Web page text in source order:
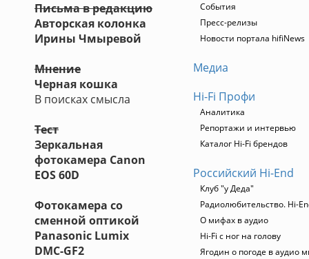
Письма в редакцию
Авторская колонка
Ирины Чмыревой
Мнение
Черная кошка
В поисках смысла
Тест
Зеркальная
фотокамера Canon
EOS 60D
Фотокамера со
сменной оптикой
Panasonic Lumix
DMC-GF2
События
Пресс-релизы
Новости портала hifiNews
Медиа
Hi-Fi Профи
Аналитика
Репортажи и интервью
Каталог Hi-Fi брендов
Российский Hi-End
Клуб "у Деда"
Радиолюбительство. Hi-
О мифах в аудио
Hi-Fi с ног на голову
Ягодин о погоде в аудио